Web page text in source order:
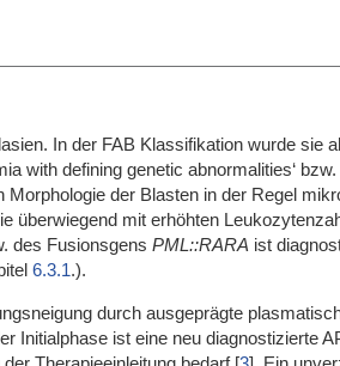
In der FAB Klassifikation wurde sie
with defining genetic abnormalities‘
der Blasten in der Regel
überwiegend mit erhöhten
des Fusionsgens PML::RARA ist
6.3.1.).
durch ausgeprägte
Initialphase ist eine neu diagnostizierte